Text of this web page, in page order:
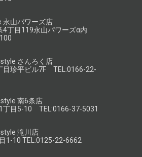
山パワーズ店
4丁目119永山パワーズα内
さんろく店
目珍平ビル7F TEL:0166-22-
南6条店
丁目5-10 TEL:0166-37-5031
滝川店
1-10 TEL:0125-22-6662